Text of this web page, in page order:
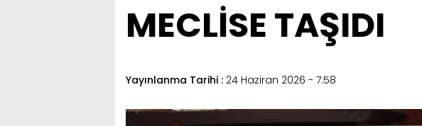
MECLİSE TAŞIDI
Yayınlanma Tarihi : 24 Haziran 2026 - 7:58